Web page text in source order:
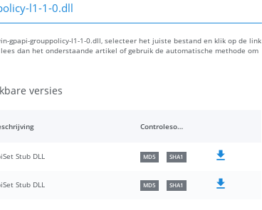
l1-1-0.dll
gpapi-grouppolicy-l1-1-0.dll, selecteer het juiste bestand en klik op de link
dan het onderstaande artikel of gebruik de automatische methode om
versies
Controlesommen
Stub DLL MD5 SHA1
Stub DLL MD5 SHA1